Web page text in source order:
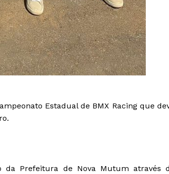
Estadual de BMX Racing que
da Prefeitura de Nova Mutum através